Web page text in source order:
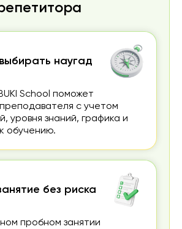
наугад
School поможет
с учетом
уровня знаний, графика и
обучению.
без риска
пробном занятии